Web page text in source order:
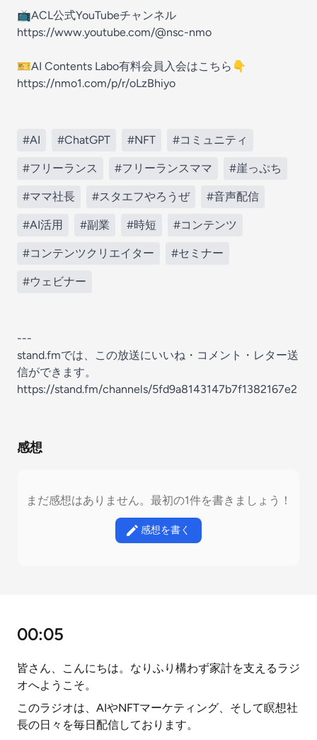
📺ACL公式YouTubeチャンネル
https://www.youtube.com/@nsc-nmo
🎫AI Contents Labo有料会員入会はこちら👇
https://nmo1.com/p/r/oLzBhiyo
#AI #ChatGPT #NFT #コミュニティ
#フリーランス #フリーランスママ #崖っぷち
#ママ社長 #スタエフやろうぜ #音声配信
#AI活用 #副業 #時短 #コンテンツ
#コンテンツクリエイター #セミナー
#ウェビナー
---
stand.fmでは、この放送にいいね・コメント・レター送
信ができます。
https://stand.fm/channels/5fd9a8143147b7f1382167e2
感想
まだ感想はありません。最初の1件を書きましょう！
感想を書く
00:05
皆さん、こんにちは。なりふり構わず家計を支えるラジ
オへようこそ。
このラジオは、AIやNFTマーケティング、そして瞑想社
長の日々を毎日配信しております。